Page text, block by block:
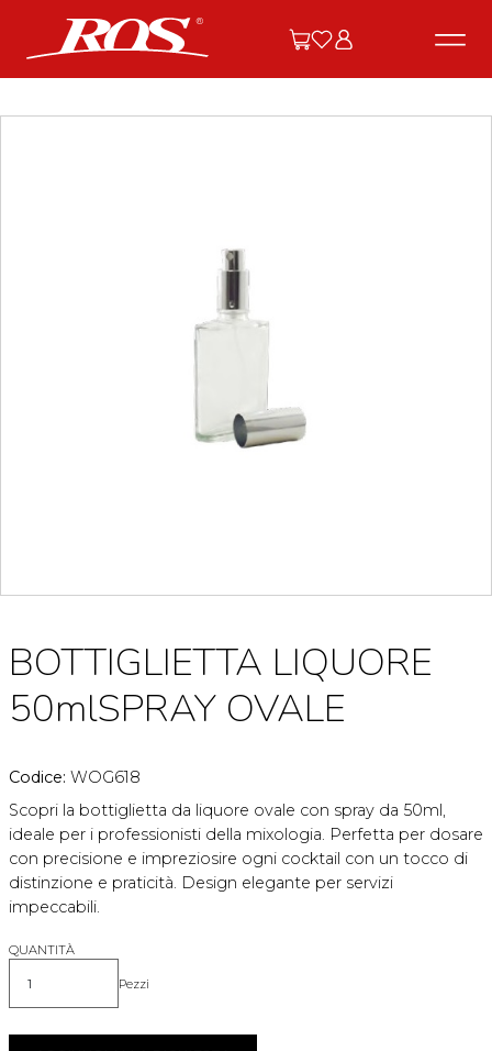
BOTTIGLIETTA LIQUORE
50mlSPRAY OVALE
Codice: WOG618
Scopri la bottiglietta da liquore ovale con spray da 50ml,
ideale per i professionisti della mixologia. Perfetta per dosare
con precisione e impreziosire ogni cocktail con un tocco di
distinzione e praticità. Design elegante per servizi
impeccabili.
QUANTITÀ
Quantità Pezzi